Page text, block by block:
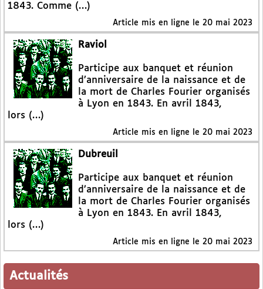
1843. Comme (…)
Article mis en ligne le 20 mai 2023
Raviol
Participe aux banquet et réunion
d’anniversaire de la naissance et de
la mort de Charles Fourier organisés
à Lyon en 1843. En avril 1843,
lors (…)
Article mis en ligne le 20 mai 2023
Dubreuil
Participe aux banquet et réunion
d’anniversaire de la naissance et de
la mort de Charles Fourier organisés
à Lyon en 1843. En avril 1843,
lors (…)
Article mis en ligne le 20 mai 2023
Actualités